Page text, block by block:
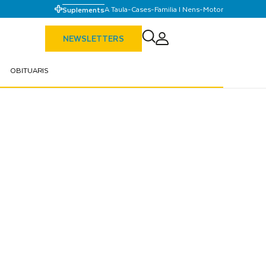
SuplementsA Taula-Cases-Familia I Nens-Motor
NEWSLETTERS
OBITUARIS